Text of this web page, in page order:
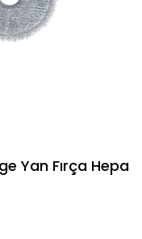
Yan Fırça Hepa